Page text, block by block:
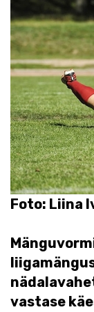
Foto: Liina
vastase